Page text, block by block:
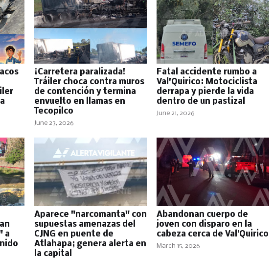
¡Carretera paralizada!
Tráiler choca contra muros
de contención y termina
envuelto en llamas en
Tecopilco
June 23, 2026
Fatal accidente rumbo a
Val'Quirico: Motociclista
derrapa y pierde la vida
dentro de un pastizal
June 21, 2026
a
Aparece "narcomanta" con
supuestas amenazas del
CJNG en puente de
Atlahapa; genera alerta en
la capital
Abandonan cuerpo de
joven con disparo en la
cabeza cerca de Val’Quirico
March 15, 2026